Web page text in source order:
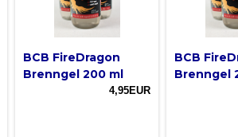
BCB FireDragon
Brenngel 200 ml
4,95EUR
BCB
Brenngel